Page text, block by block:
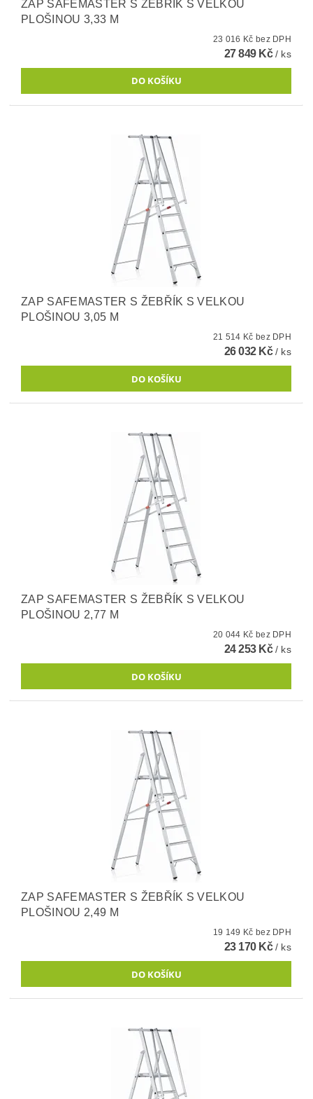
ZAP SAFEMASTER S ŽEBŘÍK S VELKOU
PLOŠINOU 3,33 M
23 016 Kč bez DPH
27 849 Kč/ ks
ZAP SAFEMASTER S ŽEBŘÍK S VELKOU
PLOŠINOU 3,05 M
21 514 Kč bez DPH
26 032 Kč/ ks
ZAP SAFEMASTER S ŽEBŘÍK S VELKOU
PLOŠINOU 2,77 M
20 044 Kč bez DPH
24 253 Kč/ ks
ZAP SAFEMASTER S ŽEBŘÍK S VELKOU
PLOŠINOU 2,49 M
19 149 Kč bez DPH
23 170 Kč/ ks